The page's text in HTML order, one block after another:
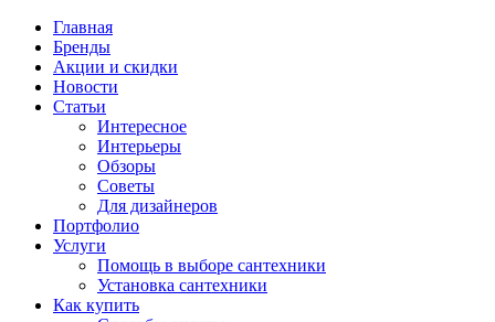
Главная
Бренды
Акции и скидки
Новости
Статьи
Интересное
Интерьеры
Обзоры
Советы
Для дизайнеров
Портфолио
Услуги
Помощь в выборе сантехники
Установка сантехники
Как купить